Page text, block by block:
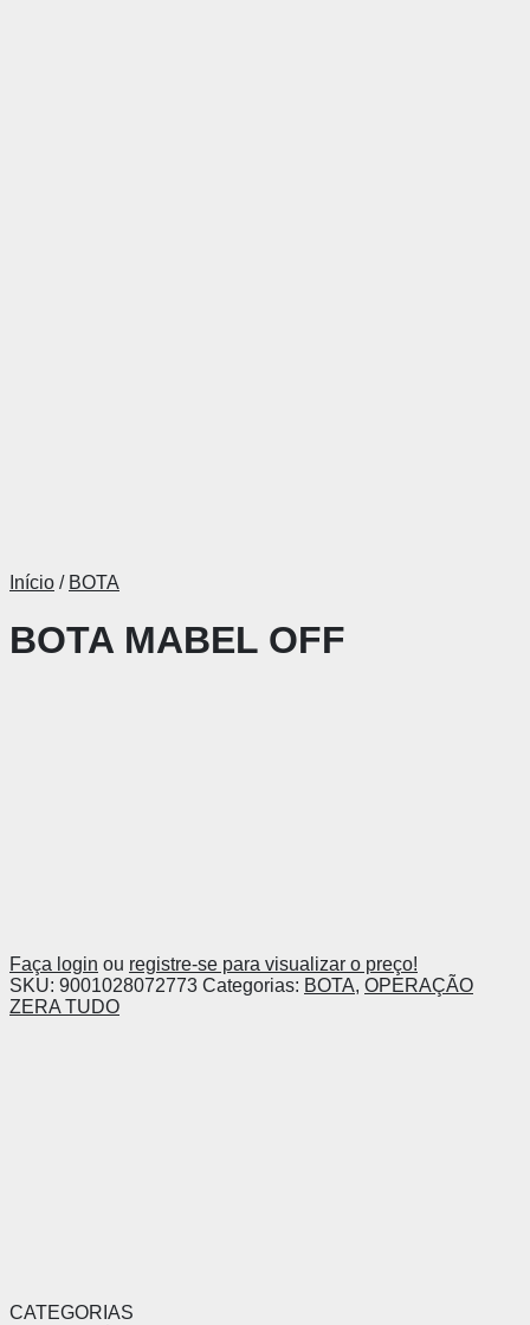
Início / BOTA
BOTA MABEL OFF
Faça login ou registre-se para visualizar o preço!
SKU: 9001028072773 Categorias: BOTA, OPERAÇÃO
ZERA TUDO
CATEGORIAS